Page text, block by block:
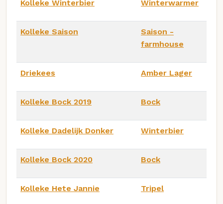
Kolleke Winterbier Winterwarmer
Kolleke Saison
Saison -
farmhouse
Driekees Amber Lager
Kolleke Bock 2019 Bock
Kolleke Dadelijk Donker Winterbier
Kolleke Bock 2020 Bock
Kolleke Hete Jannie Tripel